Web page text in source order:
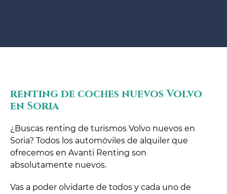
renting de coches nuevos Volvo
en Soria
¿Buscas renting de turismos Volvo nuevos en
Soria? Todos los automóviles de alquiler que
ofrecemos en Avanti Renting son
absolutamente nuevos.
Vas a poder olvidarte de todos y cada uno de